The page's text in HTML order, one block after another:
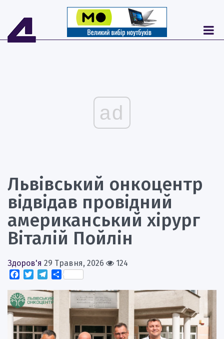
ad
Львівський онкоцентр
відвідав провідний
американський хірург
Віталій Пойлін
Здоров'я 29 Травня, 2026
124
Facebook
TwitterTelegram
Поділитися